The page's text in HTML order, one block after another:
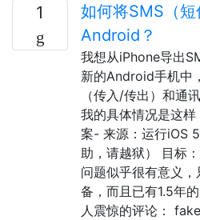
1
如何将SMS（
Android？
我想从iPhone导出
新的Android手机中
（传入/传出）和通
我的具体情况是这
案- 来源：运行iOS
助，请越狱） 目标
问题似乎很有意义
备，而且已有1.5年
人震惊的评论：